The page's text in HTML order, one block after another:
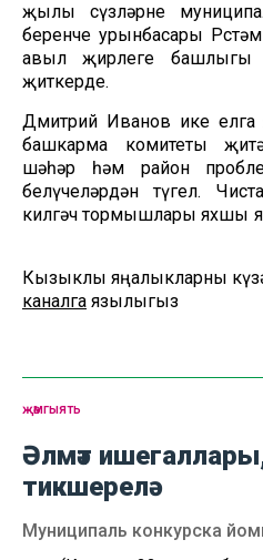
җылы сүзләрне
беренче урынбасары
авыл җирлеге башлыгы
җиткерде.
Дмитрий Иванов ике елга
башкарма комитеты
шәһәр һәм район
белүчеләрдән түгел.
килгәч тормышлары яхшы
Кызыклы яңалыкларны
каналга язылыгыз
җәмгыять
Әлмәт
тикшерелә
Муниципаль конкурска